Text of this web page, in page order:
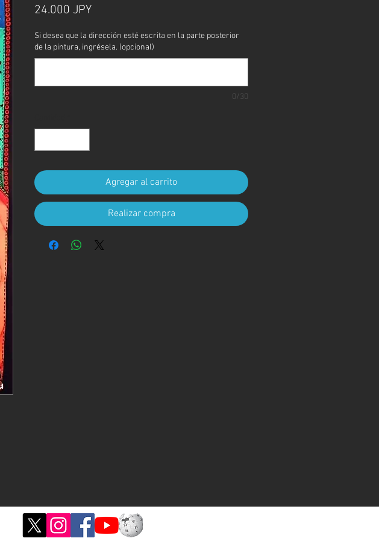
24.000 JPYPrecio
Si desea que la dirección esté escrita en la parte posterior
de la pintura, ingrésela. (opcional)
0/30
Agregar al carrito
Realizar compra